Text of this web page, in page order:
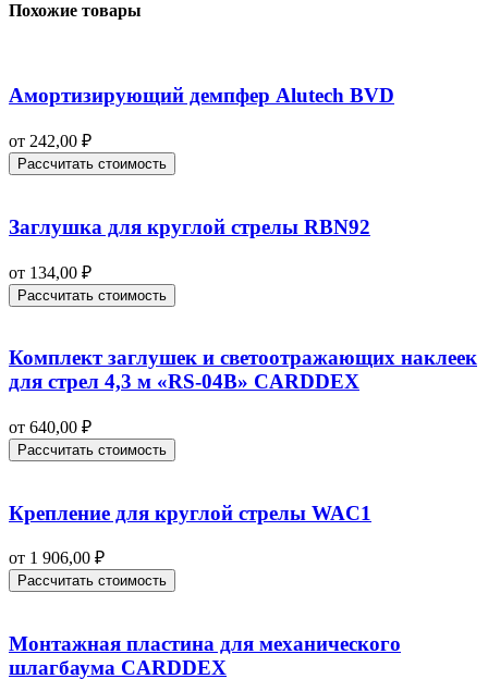
Похожие товары
Амортизирующий демпфер Alutech BVD
от 242,00 ₽
Рассчитать стоимость
Заглушка для круглой стрелы RBN92
от 134,00 ₽
Рассчитать стоимость
Комплект заглушек и светоотражающих наклеек
для стрел 4,3 м «RS-04B» CARDDEX
от 640,00 ₽
Рассчитать стоимость
Крепление для круглой стрелы WAC1
от 1 906,00 ₽
Рассчитать стоимость
Монтажная пластина для механического
шлагбаума CARDDEX